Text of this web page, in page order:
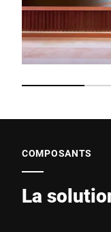
COMPOSANTS
La